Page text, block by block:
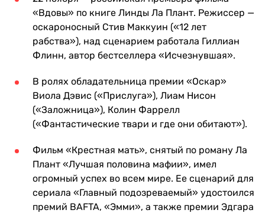
«Вдовы» по книге Линды Ла Плант. Режиссер —
оскароносный Стив Маккуин («12 лет
рабства»), над сценарием работала Гиллиан
Флинн, автор бестселлера «Исчезнувшая».
В ролях обладательница премии «Оскар»
Виола Дэвис («Прислуга»), Лиам Нисон
(«Заложница»), Колин Фаррелл
(«Фантастические твари и где они обитают»).
Фильм «Крестная мать», снятый по роману Ла
Плант «Лучшая половина мафии», имел
огромный успех во всем мире. Ее сценарий для
сериала «Главный подозреваемый» удостоился
премий BAFTA, «Эмми», а также премии Эдгара